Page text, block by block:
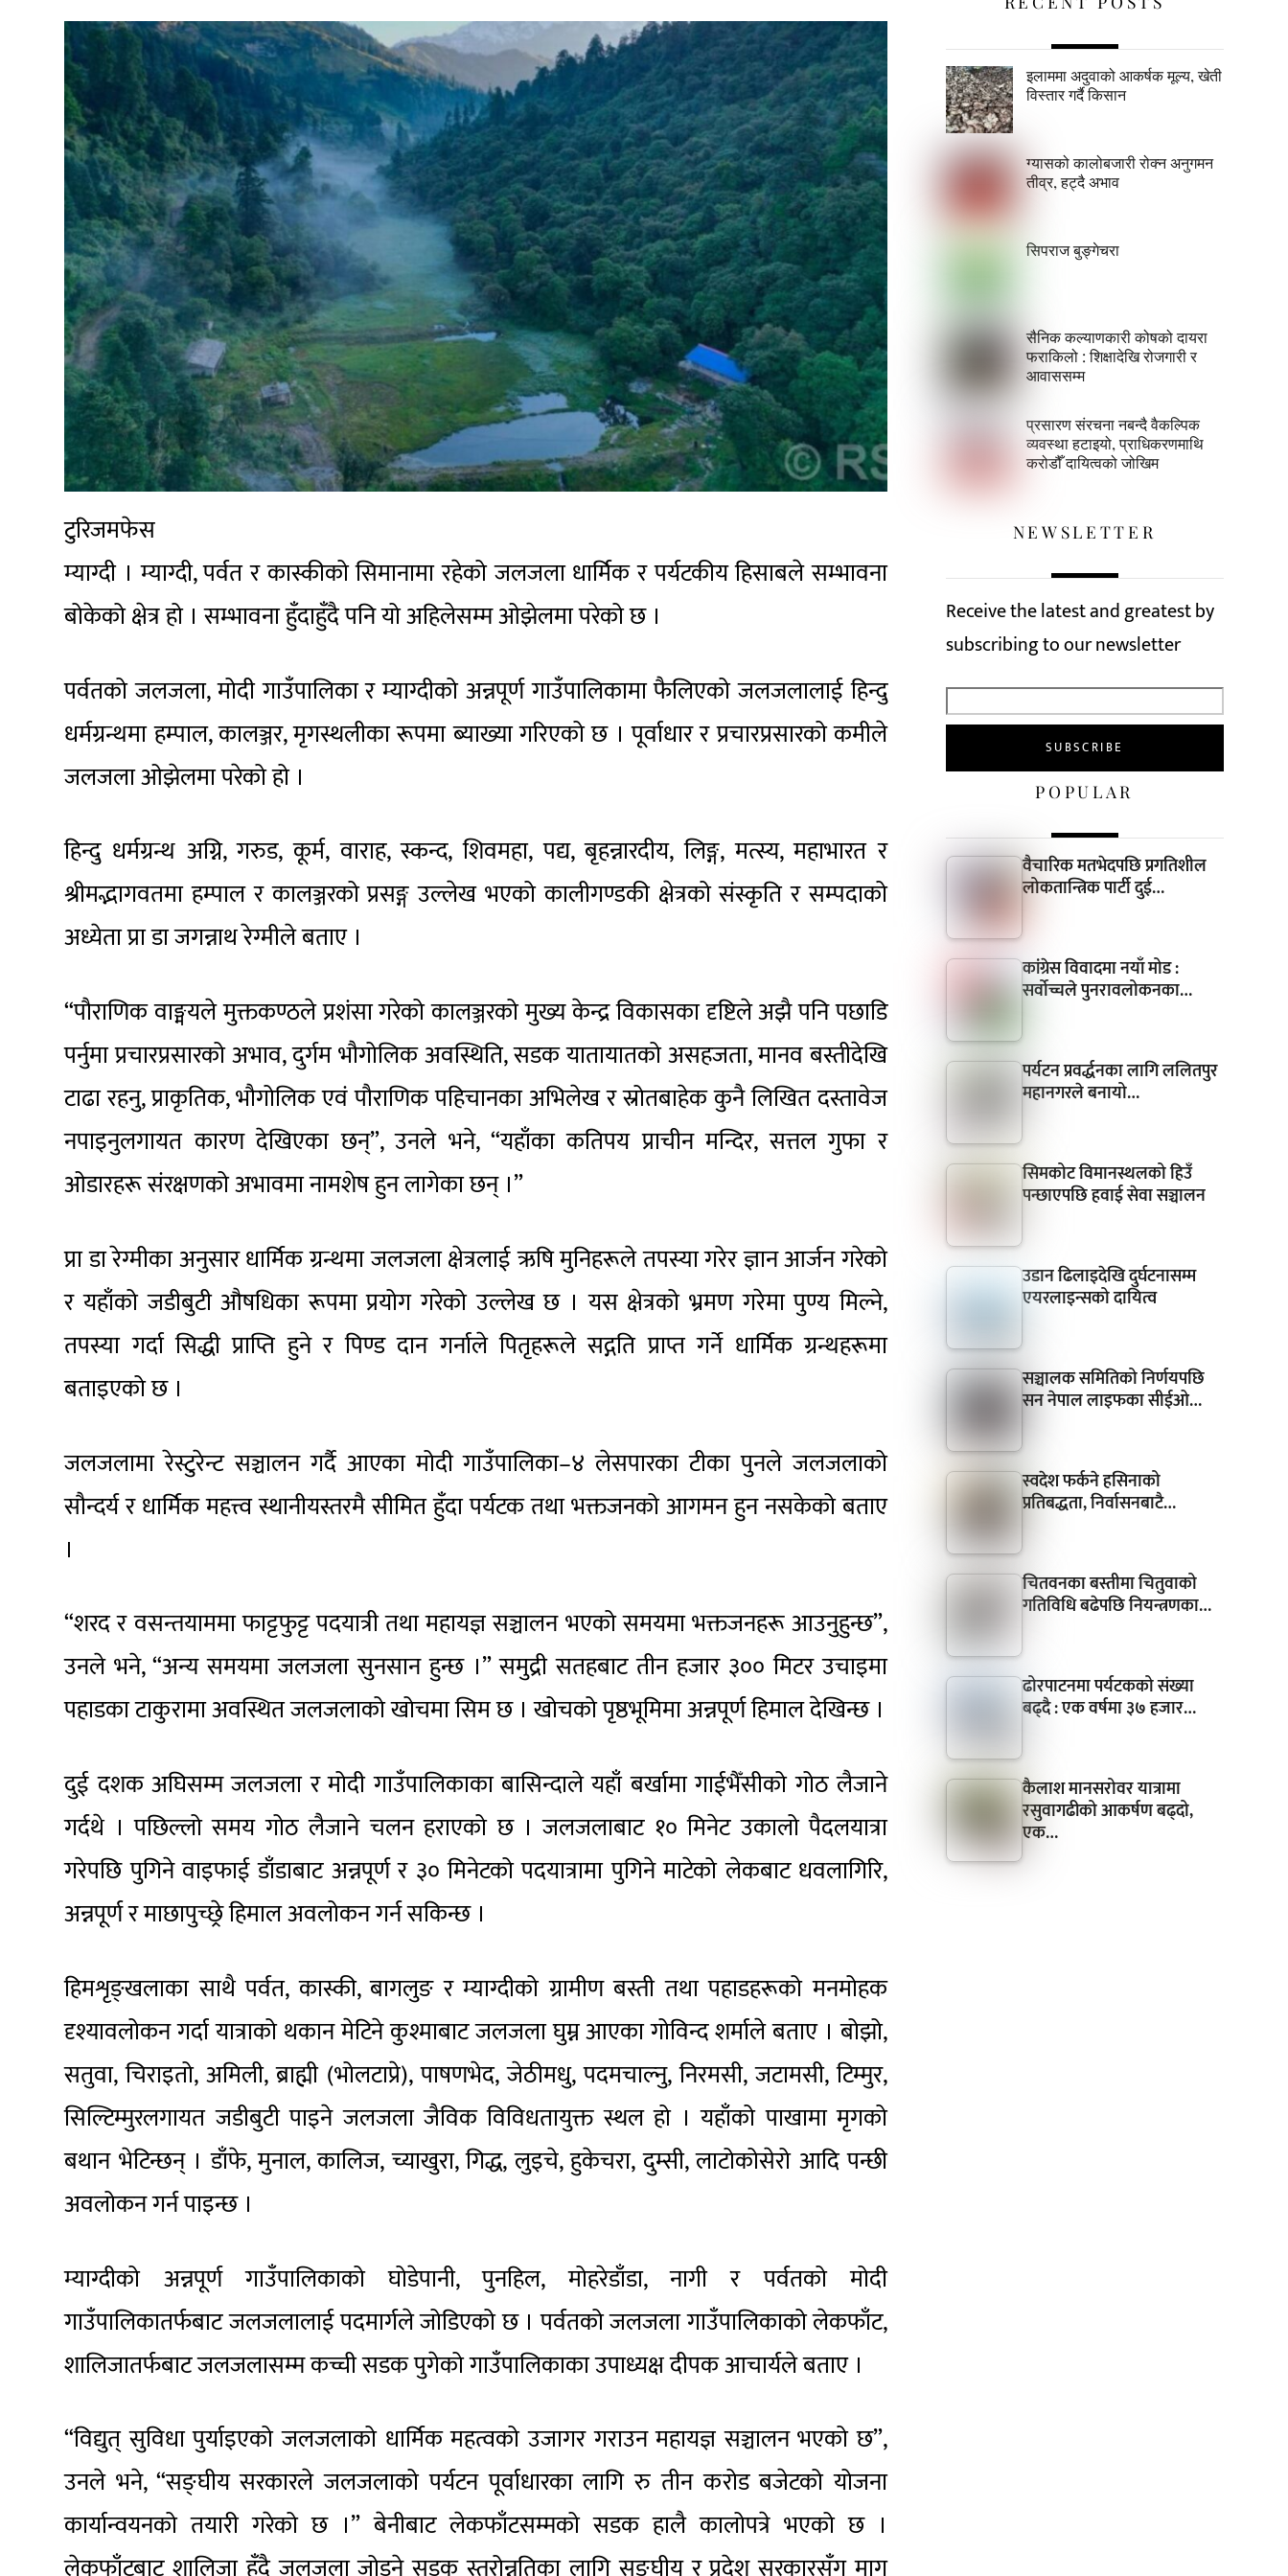
टुरिजमफेस
म्याग्दी । म्याग्दी, पर्वत र कास्कीको सिमानामा रहेको जलजला धार्मिक र पर्यटकीय हिसाबले सम्भावना
बोकेको क्षेत्र हो । सम्भावना हुँदाहुँदै पनि यो अहिलेसम्म ओझेलमा परेको छ ।
पर्वतको जलजला, मोदी गाउँपालिका र म्याग्दीको अन्नपूर्ण गाउँपालिकामा फैलिएको जलजलालाई हिन्दु
धर्मग्रन्थमा हम्पाल, कालञ्जर, मृगस्थलीका रूपमा ब्याख्या गरिएको छ । पूर्वाधार र प्रचारप्रसारको कमीले
जलजला ओझेलमा परेको हो ।
हिन्दु धर्मग्रन्थ अग्नि, गरुड, कूर्म, वाराह, स्कन्द, शिवमहा, पद्य, बृहन्नारदीय, लिङ्ग, मत्स्य, महाभारत र
श्रीमद्भागवतमा हम्पाल र कालञ्जरको प्रसङ्ग उल्लेख भएको कालीगण्डकी क्षेत्रको संस्कृति र सम्पदाको
अध्येता प्रा डा जगन्नाथ रेग्मीले बताए ।
“पौराणिक वाङ्मयले मुक्तकण्ठले प्रशंसा गरेको कालञ्जरको मुख्य केन्द्र विकासका दृष्टिले अझै पनि पछाडि
पर्नुमा प्रचारप्रसारको अभाव, दुर्गम भौगोलिक अवस्थिति, सडक यातायातको असहजता, मानव बस्तीदेखि
टाढा रहनु, प्राकृतिक, भौगोलिक एवं पौराणिक पहिचानका अभिलेख र स्रोतबाहेक कुनै लिखित दस्तावेज
नपाइनुलगायत कारण देखिएका छन्”, उनले भने, “यहाँका कतिपय प्राचीन मन्दिर, सत्तल गुफा र
ओडारहरू संरक्षणको अभावमा नामशेष हुन लागेका छन् ।”
प्रा डा रेग्मीका अनुसार धार्मिक ग्रन्थमा जलजला क्षेत्रलाई ऋषि मुनिहरूले तपस्या गरेर ज्ञान आर्जन गरेको
र यहाँको जडीबुटी औषधिका रूपमा प्रयोग गरेको उल्लेख छ । यस क्षेत्रको भ्रमण गरेमा पुण्य मिल्ने,
तपस्या गर्दा सिद्धी प्राप्ति हुने र पिण्ड दान गर्नाले पितृहरूले सद्गति प्राप्त गर्ने धार्मिक ग्रन्थहरूमा
बताइएको छ ।
जलजलामा रेस्टुरेन्ट सञ्चालन गर्दै आएका मोदी गाउँपालिका–४ लेसपारका टीका पुनले जलजलाको
सौन्दर्य र धार्मिक महत्त्व स्थानीयस्तरमै सीमित हुँदा पर्यटक तथा भक्तजनको आगमन हुन नसकेको बताए
।
“शरद र वसन्तयाममा फाट्टफुट्ट पदयात्री तथा महायज्ञ सञ्चालन भएको समयमा भक्तजनहरू आउनुहुन्छ”,
उनले भने, “अन्य समयमा जलजला सुनसान हुन्छ ।” समुद्री सतहबाट तीन हजार ३०० मिटर उचाइमा
पहाडका टाकुरामा अवस्थित जलजलाको खोचमा सिम छ । खोचको पृष्ठभूमिमा अन्नपूर्ण हिमाल देखिन्छ ।
दुई दशक अघिसम्म जलजला र मोदी गाउँपालिकाका बासिन्दाले यहाँ बर्खामा गाईभैँसीको गोठ लैजाने
गर्दथे । पछिल्लो समय गोठ लैजाने चलन हराएको छ । जलजलाबाट १० मिनेट उकालो पैदलयात्रा
गरेपछि पुगिने वाइफाई डाँडाबाट अन्नपूर्ण र ३० मिनेटको पदयात्रामा पुगिने माटेको लेकबाट धवलागिरि,
अन्नपूर्ण र माछापुच्छ्रे हिमाल अवलोकन गर्न सकिन्छ ।
हिमशृङ्खलाका साथै पर्वत, कास्की, बागलुङ र म्याग्दीको ग्रामीण बस्ती तथा पहाडहरूको मनमोहक
दृश्यावलोकन गर्दा यात्राको थकान मेटिने कुश्माबाट जलजला घुम्न आएका गोविन्द शर्माले बताए । बोझो,
सतुवा, चिराइतो, अमिली, ब्राह्मी (भोलटाप्रे), पाषणभेद, जेठीमधु, पदमचाल्नु, निरमसी, जटामसी, टिम्मुर,
सिल्टिम्मुरलगायत जडीबुटी पाइने जलजला जैविक विविधतायुक्त स्थल हो । यहाँको पाखामा मृगको
बथान भेटिन्छन् । डाँफे, मुनाल, कालिज, च्याखुरा, गिद्ध, लुइचे, हुकेचरा, दुम्सी, लाटोकोसेरो आदि पन्छी
अवलोकन गर्न पाइन्छ ।
म्याग्दीको अन्नपूर्ण गाउँपालिकाको घोडेपानी, पुनहिल, मोहरेडाँडा, नागी र पर्वतको मोदी
गाउँपालिकातर्फबाट जलजलालाई पदमार्गले जोडिएको छ । पर्वतको जलजला गाउँपालिकाको लेकफाँट,
शालिजातर्फबाट जलजलासम्म कच्ची सडक पुगेको गाउँपालिकाका उपाध्यक्ष दीपक आचार्यले बताए ।
“विद्युत् सुविधा पुर्याइएको जलजलाको धार्मिक महत्वको उजागर गराउन महायज्ञ सञ्चालन भएको छ”,
उनले भने, “सङ्घीय सरकारले जलजलाको पर्यटन पूर्वाधारका लागि रु तीन करोड बजेटको योजना
कार्यान्वयनको तयारी गरेको छ ।” बेनीबाट लेकफाँटसम्मको सडक हालै कालोपत्रे भएको छ ।
इलाममा अदुवाको आकर्षक मूल्य, खेती
विस्तार गर्दै किसान
ग्यासको कालोबजारी रोक्न अनुगमन
तीव्र, हट्दै अभाव
सिपराज बुङ्गेचरा
सैनिक कल्याणकारी कोषको दायरा
फराकिलो : शिक्षादेखि रोजगारी र
आवाससम्म
प्रसारण संरचना नबन्दै वैकल्पिक
व्यवस्था हटाइयो, प्राधिकरणमाथि
करोडौँ दायित्वको जोखिम
NEWSLETTER
Receive the latest and greatest by
subscribing to our newsletter
POPULAR
वैचारिक मतभेदपछि प्रगतिशील
लोकतान्त्रिक पार्टी दुई…
कांग्रेस विवादमा नयाँ मोड :
सर्वोच्चले पुनरावलोकनका…
पर्यटन प्रवर्द्धनका लागि ललितपुर
महानगरले बनायो…
सिमकोट विमानस्थलको हिउँ
पन्छाएपछि हवाई सेवा सञ्चालन
उडान ढिलाइदेखि दुर्घटनासम्म
एयरलाइन्सको दायित्व
सञ्चालक समितिको निर्णयपछि
सन नेपाल लाइफका सीईओ…
स्वदेश फर्कने हसिनाको
प्रतिबद्धता, निर्वासनबाटै…
चितवनका बस्तीमा चितुवाको
गतिविधि बढेपछि नियन्त्रणका…
ढोरपाटनमा पर्यटकको संख्या
बढ्दै : एक वर्षमा ३७ हजार…
कैलाश मानसरोवर यात्रामा
रसुवागढीको आकर्षण बढ्दो,
एक…